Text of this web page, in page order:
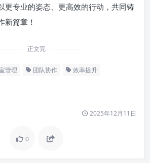
更专业的姿态、更高效的行动，共同铸
新篇章！
正文完
管理 团队协作 效率提升
2025年12月11日
0